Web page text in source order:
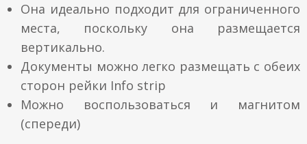
Она идеально подходит для ограниченного
места, поскольку она размещается
вертикально.
Документы можно легко размещать с обеих
сторон рейки Info strip
Можно воспользоваться и магнитом
(спереди)